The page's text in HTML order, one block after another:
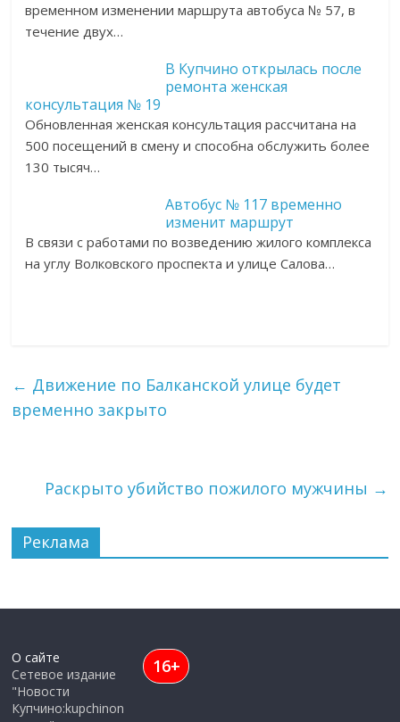
временном изменении маршрута автобуса № 57, в
течение двух…
В Купчино открылась после
ремонта женская
консультация № 19
Обновленная женская консультация рассчитана на
500 посещений в смену и способна обслужить более
130 тысяч…
Автобус № 117 временно
изменит маршрут
В связи с работами по возведению жилого комплекса
на углу Волковского проспекта и улице Салова…
← Движение по Балканской улице будет
временно закрыто
Раскрыто убийство пожилого мужчины →
Реклама
О сайте
Сетевое издание
"Новости
Купчино:kupchinon
16+